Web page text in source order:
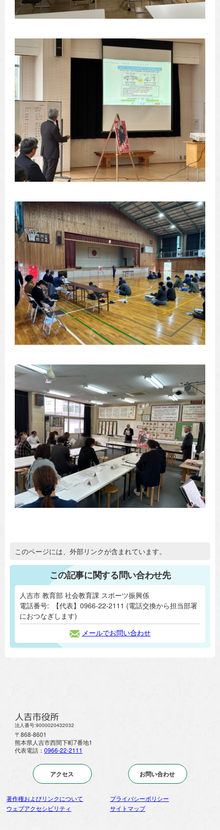
追加情報：外部リンク
このページには、外部リンクが含まれています。
この記事に関する問い合わせ先
人吉市 教育部 社会教育課 スポーツ振興係
電話番号:
【代表】0966-22-2111 (電話交換から担当部署
におつなぎします)
メールでお問い合わせ
人吉市役所
法人番号:9000020432032
〒868-8601
熊本県人吉市西間下町7番地1
代表電話： 0966-22-2111
アクセス お問い合わせ
著作権およびリンクについて
プライバシーポリシー
ウェブアクセシビリティ
サイトマップ